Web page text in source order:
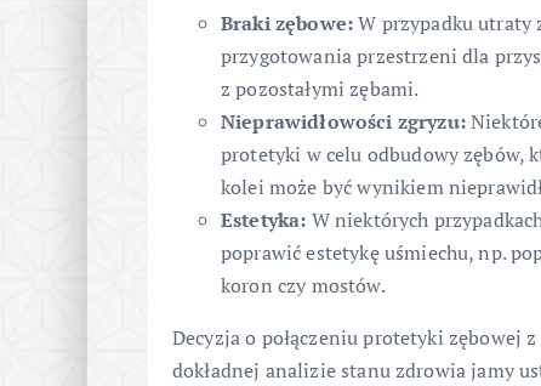
Braki zębowe:W przypadku utraty
przygotowania przestrzeni dla
z pozostałymi zębami.
Nieprawidłowości zgryzu:
protetyki w celu odbudowy zębów,
kolei może być wynikiem
Estetyka: W niektórych
poprawić estetykę uśmiechu, np.
koron czy mostów.
Decyzja o połączeniu protetyki zębowej
dokładnej analizie stanu zdrowia jamy